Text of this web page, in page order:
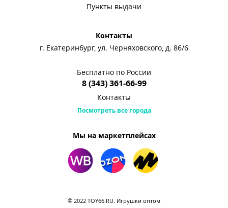
Пункты выдачи
Контакты
г. Екатеринбург, ул. Черняховского, д. 86/6
Бесплатно по России
8 (343) 361-66-99
Контакты
Посмотреть все города
Мы на маркетплейсах
© 2022 TOY66.RU. Игрушки оптом